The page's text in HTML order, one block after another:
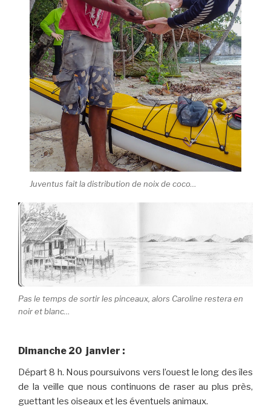
Juventus fait la distribution de noix de coco…
Pas le temps de sortir les pinceaux, alors Caroline restera en
noir et blanc…
Dimanche 20 janvier :
Départ 8 h. Nous poursuivons vers l’ouest le long des îles
de la veille que nous continuons de raser au plus près,
guettant les oiseaux et les éventuels animaux.